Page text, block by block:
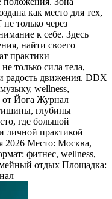
как место для тех,
только через
к себе. Здесь
найти своего
практики
только сила тела,
радость движения. DDX
wellness,
от Йога Журнал
глубины
где большой
личной практикой
2026 Место: Москва,
фитнес, wellness,
отдых Площадка: